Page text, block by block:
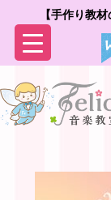
【手作り教
▼
▼